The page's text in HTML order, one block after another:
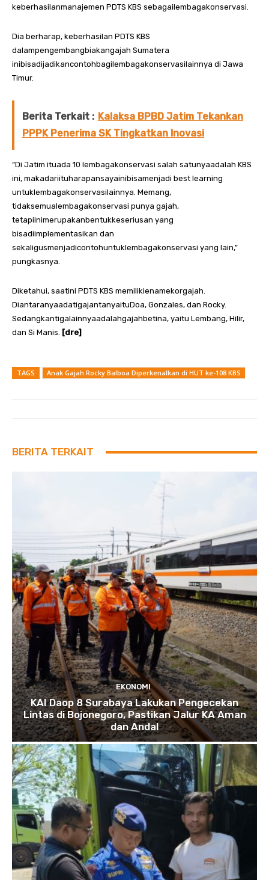
keberhasilanmanajemen PDTS KBS sebagailembagakonservasi.
Dia berharap, keberhasilan PDTS KBS
dalampengembangbiakangajah Sumatera
inibisadijadikancontohbagilembagakonservasilainnya di Jawa
Timur.
Berita Terkait : Kalaksa BPBD Jatim Tekankan
PPPK Penerima SK Tingkatkan Inovasi
“Di Jatim ituada 10 lembagakonservasi salah satunyaadalah KBS
ini, makadariituharapansayainibisamenjadi best learning
untuklembagakonservasilainnya. Memang,
tidaksemualembagakonservasi punya gajah,
tetapiinimerupakanbentukkeseriusan yang
bisadiimplementasikan dan
sekaligusmenjadicontohuntuklembagakonservasi yang lain,”
pungkasnya.
Diketahui, saatini PDTS KBS memilikienamekorgajah.
DiantaranyaadatigajantanyaituDoa, Gonzales, dan Rocky.
Sedangkantigalainnyaadalahgajahbetina, yaitu Lembang, Hilir,
dan Si Manis. [dre]
TAGS Anak Gajah Rocky Balboa Diperkenalkan di HUT ke-108 KBS
BERITA TERKAIT
EKONOMI
KAI Daop 8 Surabaya Lakukan Pengecekan
Lintas di Bojonegoro, Pastikan Jalur KA Aman
dan Andal